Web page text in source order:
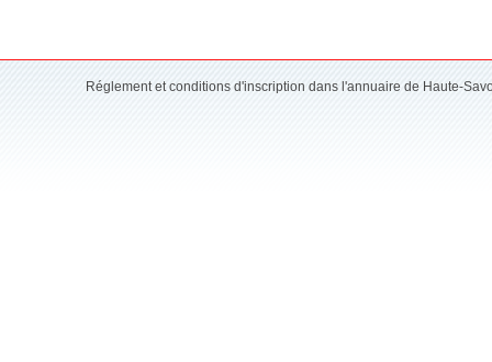
Réglement et conditions d'inscription dans l'annuaire de Haute-